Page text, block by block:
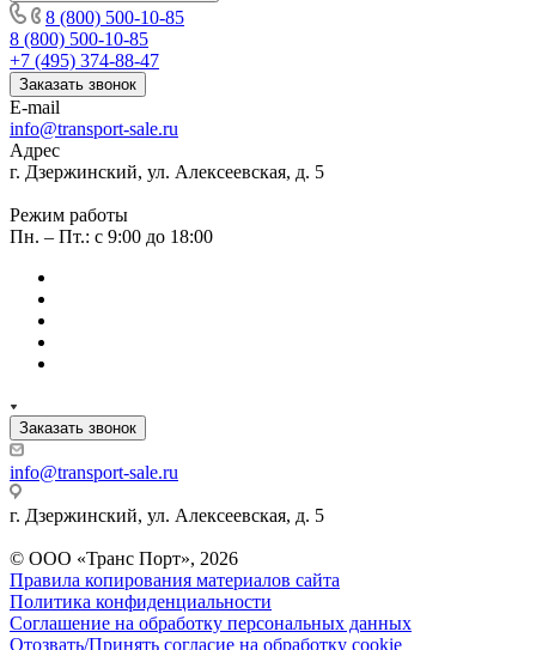
8 (800) 500-10-85
8 (800) 500-10-85
+7 (495) 374-88-47
Заказать звонок
E-mail
info@transport-sale.ru
Адрес
г. Дзержинский, ул. Алексеевская, д. 5
Режим работы
Пн. – Пт.: с 9:00 до 18:00
Заказать звонок
info@transport-sale.ru
г. Дзержинский, ул. Алексеевская, д. 5
© ООО «Транс Порт», 2026
Правила копирования материалов сайта
Политика конфиденциальности
Соглашение на обработку персональных данных
Отозвать/Принять согласие на обработку cookie